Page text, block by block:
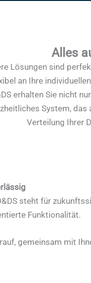
Alles
Lösungen sind
an Ihre
erhalten Sie nicht
System,
Verteilung Ihrer
steht für
Funktionalität.
gemeinsam mit